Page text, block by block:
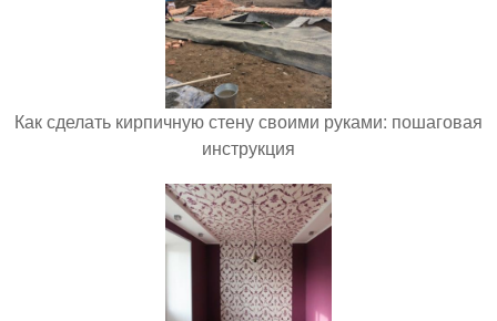
Как сделать кирпичную стену своими руками: пошаговая
инструкция